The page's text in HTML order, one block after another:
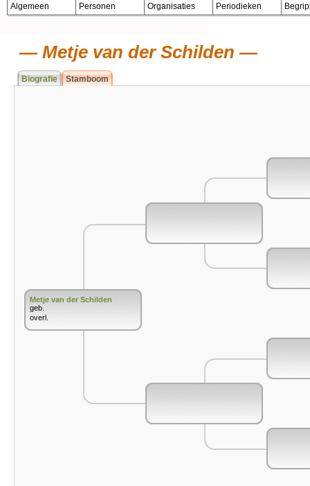
Algemeen Personen Organisaties Periodieken
Metje van der Schilden
Biografie Stamboom
Metje van der Schilden
geb.
overl.